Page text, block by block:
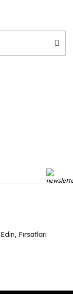
Fırsatları